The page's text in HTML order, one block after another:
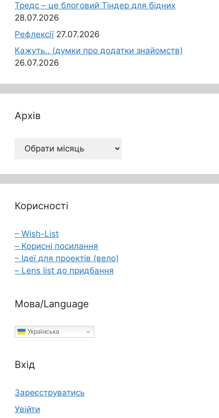
Тредс – це блоговий Тіндер для бідних
28.07.2026
Рефлексії 27.07.2026
Кажуть.. (думки про додатки знайомств)
26.07.2026
Архів
Архів
Корисності
– Wish-List
– Корисні посилання
– Ідеї для проектів (вело)
– Lens list до придбання
Мова/Language
Українська
Вхід
Зареєструватись
Увійти